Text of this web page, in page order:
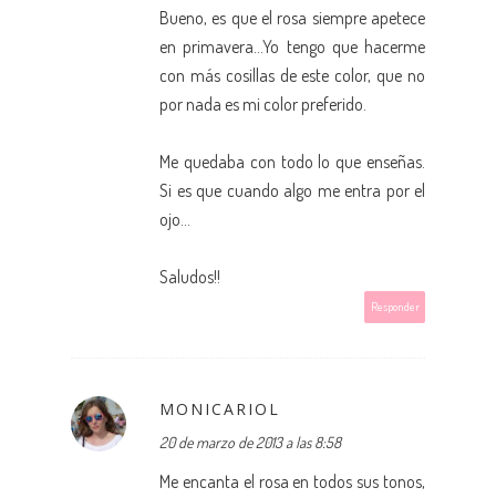
Bueno, es que el rosa siempre apetece
en primavera...Yo tengo que hacerme
con más cosillas de este color, que no
por nada es mi color preferido.
Me quedaba con todo lo que enseñas.
Si es que cuando algo me entra por el
ojo...
Saludos!!
Responder
MONICARIOL
20 de marzo de 2013 a las 8:58
Me encanta el rosa en todos sus tonos,